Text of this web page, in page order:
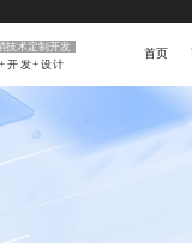
技术定制开发
开发+设计
首页